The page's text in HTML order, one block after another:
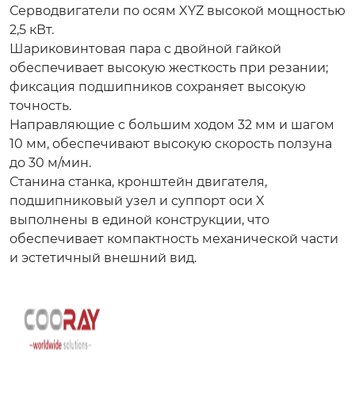
Серводвигатели по осям XYZ высокой мощностью
2,5 кВт.
Шариковинтовая пара с двойной гайкой
обеспечивает высокую жесткость при резании;
фиксация подшипников сохраняет высокую
точность.
Направляющие с большим ходом 32 мм и шагом
10 мм, обеспечивают высокую скорость ползуна
до 30 м/мин.
Станина станка, кронштейн двигателя,
подшипниковый узел и суппорт оси X
выполнены в единой конструкции, что
обеспечивает компактность механической части
и эстетичный внешний вид.